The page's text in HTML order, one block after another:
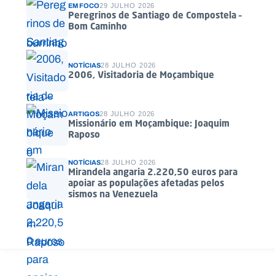
EM FOCO29 JULHO 2026
Peregrinos de Santiago de Compostela –
Bom Caminho
NOTÍCIAS28 JULHO 2026
2006, Visitadoria de Moçambique
ARTIGOS28 JULHO 2026
Missionário em Moçambique: Joaquim
Raposo
NOTÍCIAS28 JULHO 2026
Mirandela angaria 2.220,50 euros para
apoiar as populações afetadas pelos
sismos na Venezuela